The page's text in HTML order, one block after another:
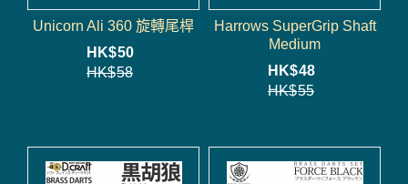
Unicorn Ali 360 旋轉尾桿
HK$50
HK$58
Harrows SuperGrip Shaft
Medium
HK$48
HK$55